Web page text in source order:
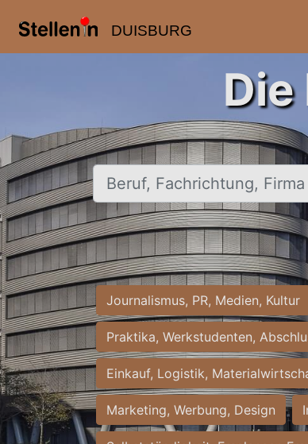
DUISBURG
Beruf, Fachrichtung, Firma
Journalismus, PR, Medien, Kultur
Praktika, Werkstudenten,
Einkauf, Logistik,
Marketing, Werbung, Design